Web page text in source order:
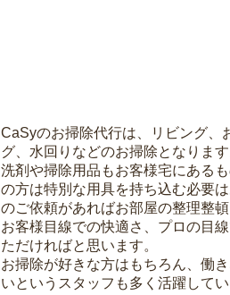
CaSyのお掃除代行は、リビング、
グ、水回りなどのお掃除となります
洗剤や掃除用品もお客様宅にある
の方は特別な用具を持ち込む必要
のご依頼があればお部屋の整理整頓
お客様目線での快適さ、プロの目
ただければと思います。
お掃除が好きな方はもちろん、働
いというスタッフも多く活躍してい